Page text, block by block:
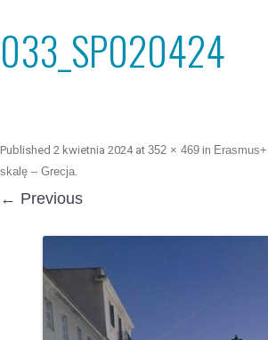
033_SP020424
Published 2 kwietnia 2024at 352 × 469 in
skalę – Grecja.
← Previous